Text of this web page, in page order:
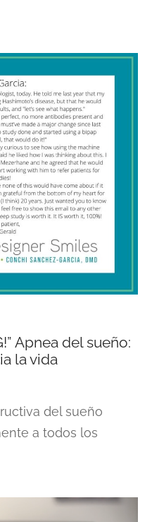
Apnea del sueño:
la vida
del sueño
a todos los